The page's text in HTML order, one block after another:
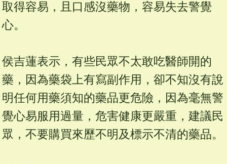
取得容易，且口感沒藥物，容易失去警覺
心。
侯吉蓮表示，有些民眾不太敢吃醫師開的
藥，因為藥袋上有寫副作用，卻不知沒有說
明任何用藥須知的藥品更危險，因為毫無警
覺心易服用過量，危害健康更嚴重，建議民
眾，不要購買來歷不明及標示不清的藥品。